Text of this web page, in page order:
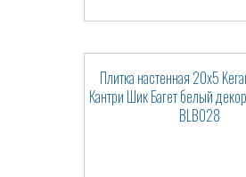
Плитка настенная 20x5
Кантри Шик Багет белый
BLB028